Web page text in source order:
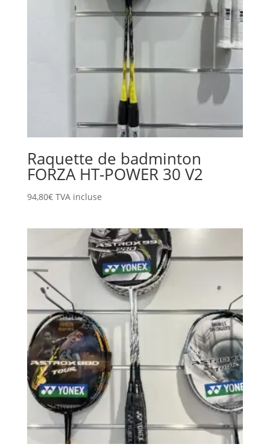
Raquette de badminton
FORZA HT-POWER 30 V2
94,80€ TVA incluse